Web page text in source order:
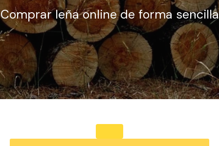
Comprar leña online de forma sencilla